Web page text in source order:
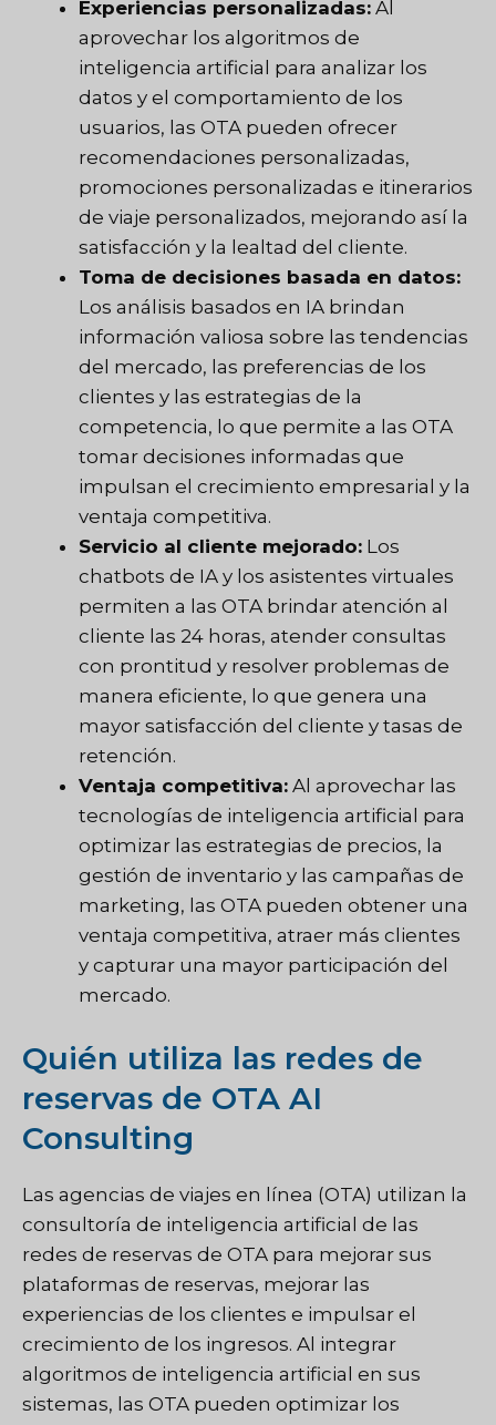
Experiencias personalizadas: Al
aprovechar los algoritmos de
inteligencia artificial para analizar los
datos y el comportamiento de los
usuarios, las OTA pueden ofrecer
recomendaciones personalizadas,
promociones personalizadas e itinerarios
de viaje personalizados, mejorando así la
satisfacción y la lealtad del cliente.
Toma de decisiones basada en datos:
Los análisis basados en IA brindan
información valiosa sobre las tendencias
del mercado, las preferencias de los
clientes y las estrategias de la
competencia, lo que permite a las OTA
tomar decisiones informadas que
impulsan el crecimiento empresarial y la
ventaja competitiva.
Servicio al cliente mejorado: Los
chatbots de IA y los asistentes virtuales
permiten a las OTA brindar atención al
cliente las 24 horas, atender consultas
con prontitud y resolver problemas de
manera eficiente, lo que genera una
mayor satisfacción del cliente y tasas de
retención.
Ventaja competitiva: Al aprovechar las
tecnologías de inteligencia artificial para
optimizar las estrategias de precios, la
gestión de inventario y las campañas de
marketing, las OTA pueden obtener una
ventaja competitiva, atraer más clientes
y capturar una mayor participación del
mercado.
Quién utiliza las redes de
reservas de OTA AI
Consulting
Las agencias de viajes en línea (OTA) utilizan la
consultoría de inteligencia artificial de las
redes de reservas de OTA para mejorar sus
plataformas de reservas, mejorar las
experiencias de los clientes e impulsar el
crecimiento de los ingresos. Al integrar
algoritmos de inteligencia artificial en sus
sistemas, las OTA pueden optimizar los